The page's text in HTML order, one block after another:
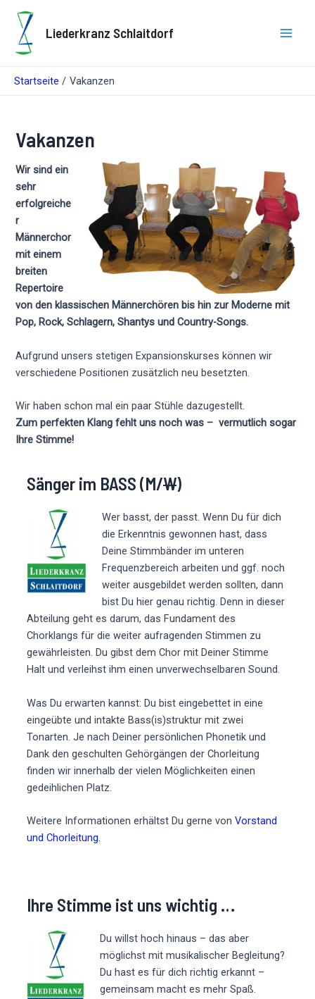
Inhalt
springen
Liederkranz Schlaitdorf
Startseite Vakanzen
Vakanzen
Wir sind ein
sehr
erfolgreiche
r
Männerchor
mit einem
breiten
Repertoire
von den klassischen Männerchören bis hin zur Moderne mit
Pop, Rock, Schlagern, Shantys und Country-Songs.
Aufgrund unsers stetigen Expansionskurses können wir
verschiedene Positionen zusätzlich neu besetzten.
Wir haben schon mal ein paar Stühle dazugestellt.
Zum perfekten Klang fehlt uns noch was – vermutlich sogar
Ihre Stimme!
Sänger im BASS (M/W)
Wer basst, der passt. Wenn Du für dich
die Erkenntnis gewonnen hast, dass
Deine Stimmbänder im unteren
Frequenzbereich arbeiten und ggf. noch
weiter ausgebildet werden sollten, dann
bist Du hier genau richtig. Denn in dieser
Abteilung geht es darum, das Fundament des
Chorklangs für die weiter aufragenden Stimmen zu
gewährleisten. Du gibst dem Chor mit Deiner Stimme
Halt und verleihst ihm einen unverwechselbaren Sound.
Was Du erwarten kannst: Du bist eingebettet in eine
eingeübte und intakte Bass(is)struktur mit zwei
Tonarten. Je nach Deiner persönlichen Phonetik und
Dank den geschulten Gehörgängen der Chorleitung
finden wir innerhalb der vielen Möglichkeiten einen
gedeihlichen Platz.
Weitere Informationen erhältst Du gerne vonVorstand
und Chorleitung.
Ihre Stimme ist uns wichtig …
Du willst hoch hinaus – das aber
möglichst mit musikalischer Begleitung?
Du hast es für dich richtig erkannt –
gemeinsam macht es mehr Spaß.